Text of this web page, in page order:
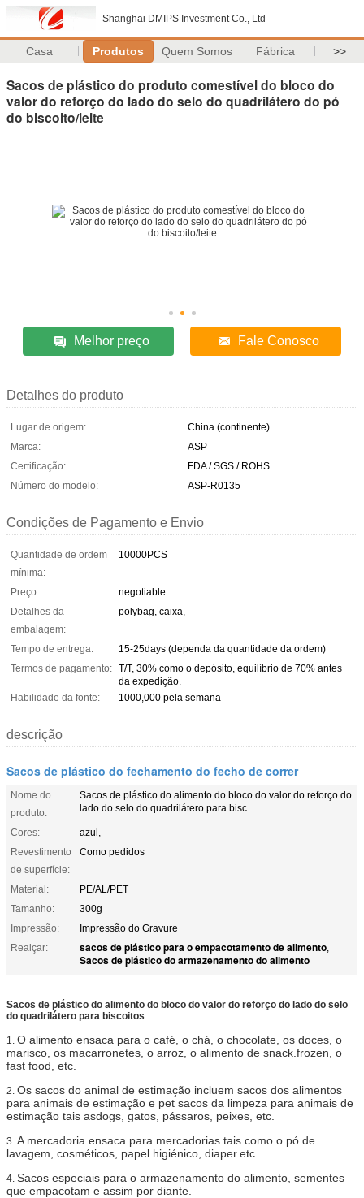
Shanghai DMIPS Investment Co., Ltd
Casa Produtos Quem Somos Fábrica >>
Sacos de plástico do produto comestível do bloco do
valor do reforço do lado do selo do quadrilátero do pó
do biscoito/leite
Melhor preço Fale Conosco
Detalhes do produto
Lugar de origem:
China (continente)
Marca:
ASP
Certificação:
FDA / SGS / ROHS
Número do modelo:
ASP-R0135
Condições de Pagamento e Envio
Quantidade de ordem
mínima:
10000PCS
Preço:
negotiable
Detalhes da
embalagem:
polybag, caixa,
Tempo de entrega:
15-25days (dependa da quantidade da ordem)
Termos de pagamento: T/T, 30% como o depósito, equilíbrio de 70% antes
da expedição.
Habilidade da fonte:
1000,000 pela semana
descrição
Sacos de plástico do fechamento do fecho de correr
Nome do
produto:
Sacos de plástico do alimento do bloco do valor do reforço do
lado do selo do quadrilátero para bisc
Cores:
azul,
Revestimento
de superfície:
Como pedidos
Material:
PE/AL/PET
Tamanho:
300g
Impressão:
Impressão do Gravure
Realçar:
sacos de plástico para o empacotamento de alimento,
Sacos de plástico do armazenamento do alimento
Sacos de plástico do alimento do bloco do valor do reforço do lado do selo
do quadrilátero para biscoitos
1. O alimento ensaca para o café, o chá, o chocolate, os doces, o
marisco, os macarronetes, o arroz, o alimento de snack.frozen, o
fast food, etc.
2. Os sacos do animal de estimação incluem sacos dos alimentos
para animais de estimação e pet sacos da limpeza para animais de
estimação tais asdogs, gatos, pássaros, peixes, etc.
3. A mercadoria ensaca para mercadorias tais como o pó de
lavagem, cosméticos, papel higiénico, diaper.etc.
4. Sacos especiais para o armazenamento do alimento, sementes
que empacotam e assim por diante.